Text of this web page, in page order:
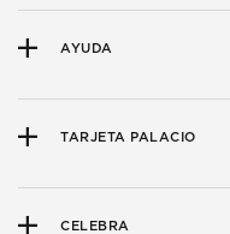
AYUDA
TARJETA PALACIO
CELEBRA